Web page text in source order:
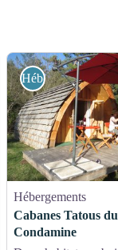
Hébergements
Hébergements
Cabanes Tatous
Condamine